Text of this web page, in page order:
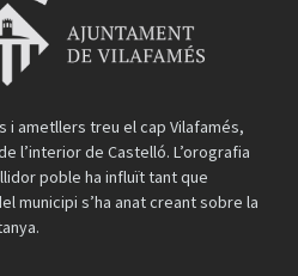
i ametllers treu el cap Vilafamés,
l’interior de Castelló. L’orografia
poble ha influït tant que
municipi s’ha anat creant sobre la